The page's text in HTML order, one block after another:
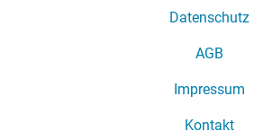
Datenschutz
AGB
Impressum
Kontakt